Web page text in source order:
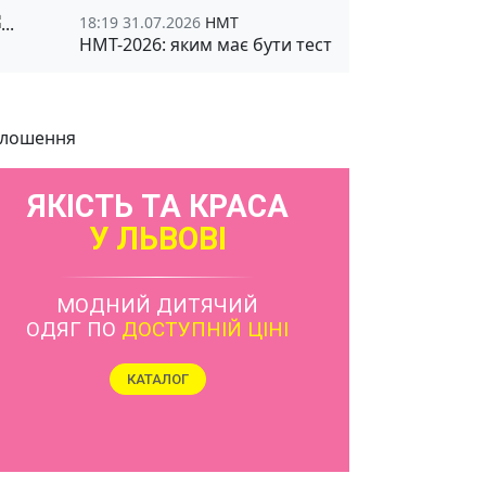
18:19 31.07.2026 НМТ
НМТ-2026: яким має бути тест
ЯКІСТЬ ТА КРАСА
У ЛЬВОВІ
МОДНИЙ ДИТЯЧИЙ
ОДЯГ ПО ДОСТУПНІЙ ЦІНІ
КАТАЛОГ